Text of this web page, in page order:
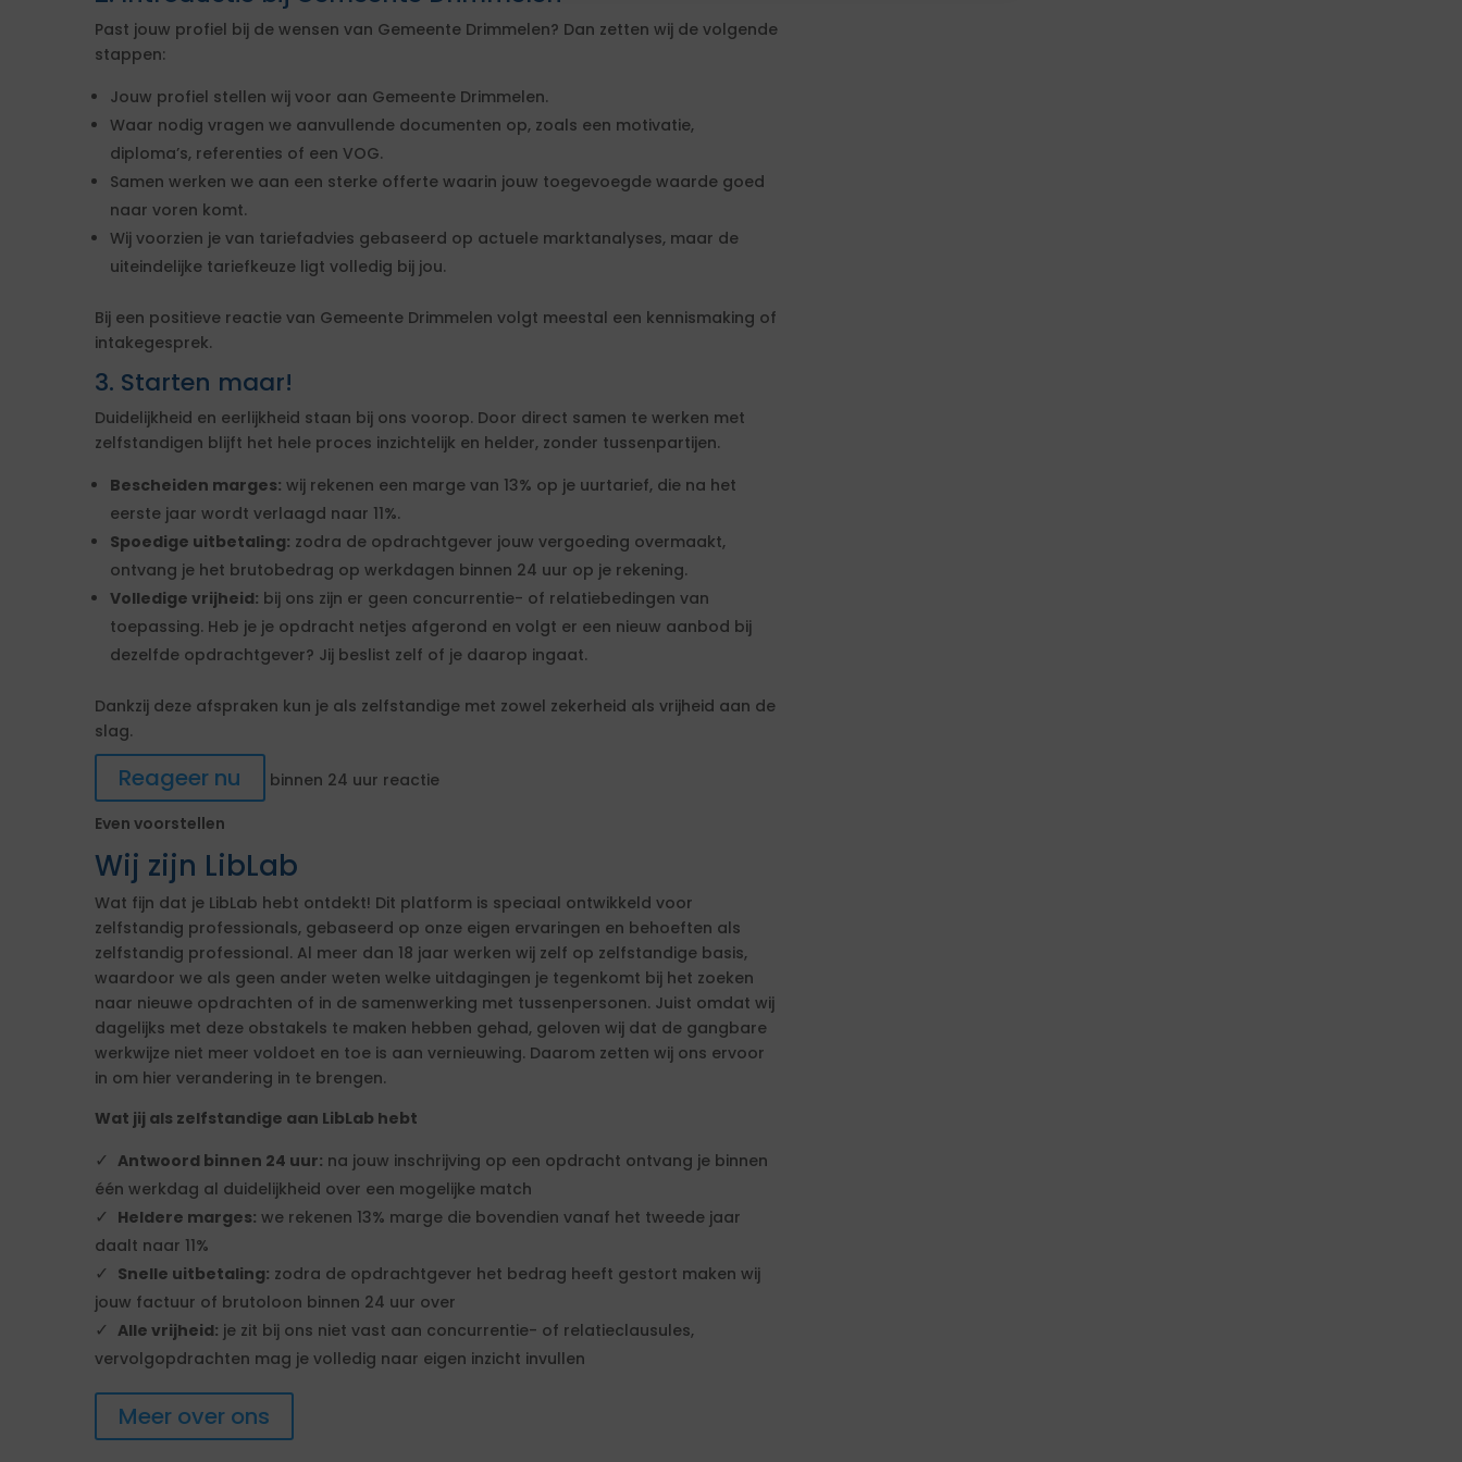
Past jouw profiel bij de wensen van Gemeente Drimmelen? Dan zetten wij de volgende
stappen:
Jouw profiel stellen wij voor aan Gemeente Drimmelen.
Waar nodig vragen we aanvullende documenten op, zoals een motivatie,
diploma’s, referenties of een VOG.
Samen werken we aan een sterke offerte waarin jouw toegevoegde waarde goed
naar voren komt.
Wij voorzien je van tariefadvies gebaseerd op actuele marktanalyses, maar de
uiteindelijke tariefkeuze ligt volledig bij jou.
Bij een positieve reactie van Gemeente Drimmelen volgt meestal een kennismaking of
intakegesprek.
3. Starten maar!
Duidelijkheid en eerlijkheid staan bij ons voorop. Door direct samen te werken met
zelfstandigen blijft het hele proces inzichtelijk en helder, zonder tussenpartijen.
Bescheiden marges: wij rekenen een marge van 13% op je uurtarief, die na het
eerste jaar wordt verlaagd naar 11%.
Spoedige uitbetaling: zodra de opdrachtgever jouw vergoeding overmaakt,
ontvang je het brutobedrag op werkdagen binnen 24 uur op je rekening.
Volledige vrijheid: bij ons zijn er geen concurrentie- of relatiebedingen van
toepassing. Heb je je opdracht netjes afgerond en volgt er een nieuw aanbod bij
dezelfde opdrachtgever? Jij beslist zelf of je daarop ingaat.
Dankzij deze afspraken kun je als zelfstandige met zowel zekerheid als vrijheid aan de
slag.
Reageer nu
binnen 24 uur reactie
Even voorstellen
Wij zijn LibLab
Wat fijn dat je LibLab hebt ontdekt! Dit platform is speciaal ontwikkeld voor
zelfstandig professionals, gebaseerd op onze eigen ervaringen en behoeften als
zelfstandig professional. Al meer dan 18 jaar werken wij zelf op zelfstandige basis,
waardoor we als geen ander weten welke uitdagingen je tegenkomt bij het zoeken
naar nieuwe opdrachten of in de samenwerking met tussenpersonen. Juist omdat wij
dagelijks met deze obstakels te maken hebben gehad, geloven wij dat de gangbare
werkwijze niet meer voldoet en toe is aan vernieuwing. Daarom zetten wij ons ervoor
in om hier verandering in te brengen.
Wat jij als zelfstandige aan LibLab hebt
Antwoord binnen 24 uur: na jouw inschrijving op een opdracht ontvang je binnen
één werkdag al duidelijkheid over een mogelijke match
Heldere marges: we rekenen 13% marge die bovendien vanaf het tweede jaar
daalt naar 11%
Snelle uitbetaling: zodra de opdrachtgever het bedrag heeft gestort maken wij
jouw factuur of brutoloon binnen 24 uur over
Alle vrijheid: je zit bij ons niet vast aan concurrentie- of relatieclausules,
vervolgopdrachten mag je volledig naar eigen inzicht invullen
Meer over ons